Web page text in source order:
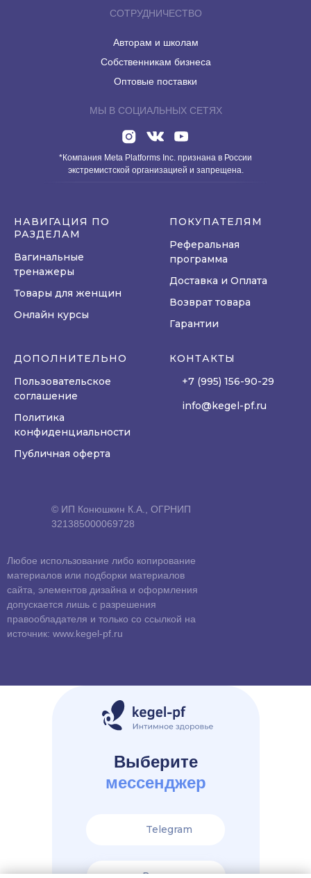
СОТРУДНИЧЕСТВО
Авторам и школам
Собственникам бизнеса
Оптовые поставки
МЫ В СОЦИАЛЬНЫХ СЕТЯХ
*Компания Meta Platforms Inc. признана в России
экстремистской организацией и запрещена.
НАВИГАЦИЯ ПО
РАЗДЕЛАМ
Вагинальные
тренажеры
Товары для женщин
Онлайн курсы
ПОКУПАТЕЛЯМ
Реферальная
программа
Доставка и Оплата
Возврат товара
Гарантии
ДОПОЛНИТЕЛЬНО
Пользовательское
соглашение
Политика
конфиденциальности
Публичная оферта
КОНТАКТЫ
+7 (995) 156-90-29
info@kegel-pf.ru
Любое использование либо копирование
материалов или подборки материалов
сайта, элементов дизайна и оформления
допускается лишь с разрешения
правообладателя и только со ссылкой на
источник: www.kegel-pf.ru
© ИП Конюшкин К.А., ОГРНИП
321385000069728
Выберите
мессенджер
Telegram